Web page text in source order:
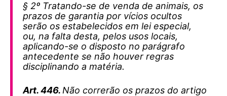
§ 2º Tratando-se de venda de animais, os
prazos de garantia por vícios ocultos
serão os estabelecidos em lei especial,
ou, na falta desta, pelos usos locais,
aplicando-se o disposto no parágrafo
antecedente se não houver regras
disciplinando a matéria.
Art. 446. Não correrão os prazos do artigo